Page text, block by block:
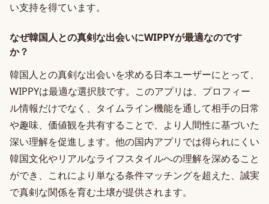
い支持を得ています。
なぜ韓国人との真剣な出会いにWIPPYが最適なのです
か？
韓国人との真剣な出会いを求める日本ユーザーにとって、
WIPPYは最適な選択肢です。このアプリは、プロフィー
ル情報だけでなく、タイムライン機能を通して相手の日常
や趣味、価値観を共有することで、より人間性に基づいた
深い理解を促進します。他の国内アプリでは得られにくい
韓国文化やリアルなライフスタイルへの理解を深めること
ができ、これにより単なる条件マッチングを超えた、誠実
で真剣な関係を育む土壌が提供されます。